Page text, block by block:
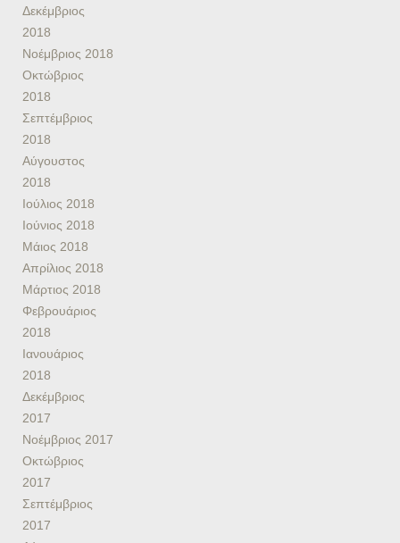
Δεκέμβριος
2018
Νοέμβριος 2018
Οκτώβριος
2018
Σεπτέμβριος
2018
Αύγουστος
2018
Ιούλιος 2018
Ιούνιος 2018
Μάιος 2018
Απρίλιος 2018
Μάρτιος 2018
Φεβρουάριος
2018
Ιανουάριος
2018
Δεκέμβριος
2017
Νοέμβριος 2017
Οκτώβριος
2017
Σεπτέμβριος
2017